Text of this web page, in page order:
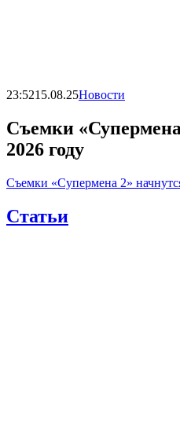
23:5215.08.25Новости
Съемки
2026 году
Съемки «Супермена 2»
Статьи